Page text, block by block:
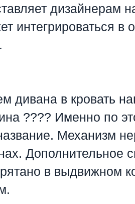
дизайнерам
интегрироваться в
дивана в кровать
???? Именно по
Механизм
Дополнительное
в выдвижном